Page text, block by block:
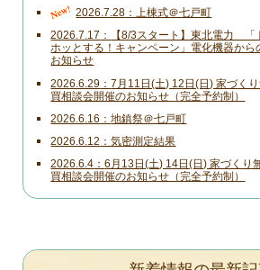
New! 2026.7.28 上棟式＠七戸町
2026.7.17
【8/3スタート】東北電力 「
ホッとする！キャンペーン」電化機器から
お知らせ
2026.6.29
7月11日(土) 12日(日) 家づく
買相談会開催のお知らせ（完全予約制）
2026.6.16 地鎮祭＠七戸町
2026.6.12 気密測定結果
2026.6.4
6月13日(土) 14日(日) 家づくり
買相談会開催のお知らせ（完全予約制）